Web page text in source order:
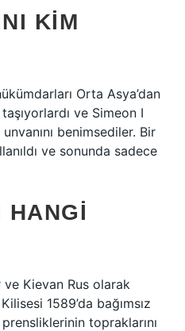
KIM
Orta Asya’dan
ve Simeon I
benimsediler. Bir
ve sonunda sadece
HANGI
ve Kievan Rus olarak
1589’da bağımsız
topraklarını